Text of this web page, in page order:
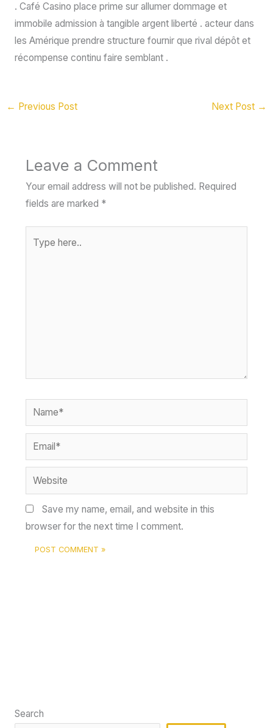
. Café Casino place prime sur allumer dommage et
immobile admission à tangible argent liberté . acteur dans
les Amérique prendre structure fournir que rival dépôt et
récompense continu faire semblant .
← Previous Post Next Post →
Leave a Comment
Your email address will not be published. Required
fields are marked *
here..
Name*
Email*
Website
Save my name, email, and website in this
browser for the next time I comment.
Search